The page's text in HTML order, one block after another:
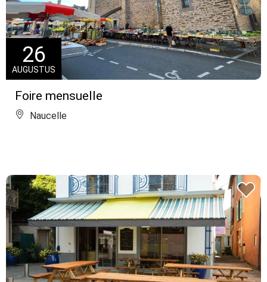
Foire mensuelle
26
AUGUSTUS
Naucelle